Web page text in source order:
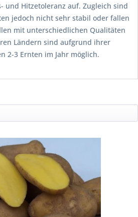
und Hitzetoleranz auf. Zugleich sind
jedoch nicht sehr stabil oder fallen
mit unterschiedlichen Qualitäten
Ländern sind aufgrund ihrer
2-3 Ernten im Jahr möglich.